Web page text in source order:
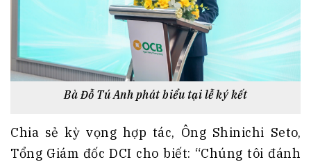
Bà Đỗ Tú Anh phát biểu tại lễ ký kết
Chia sẻ kỳ vọng hợp tác, Ông Shinichi Seto,
Tổng Giám đốc DCI cho biết: “Chúng tôi đánh